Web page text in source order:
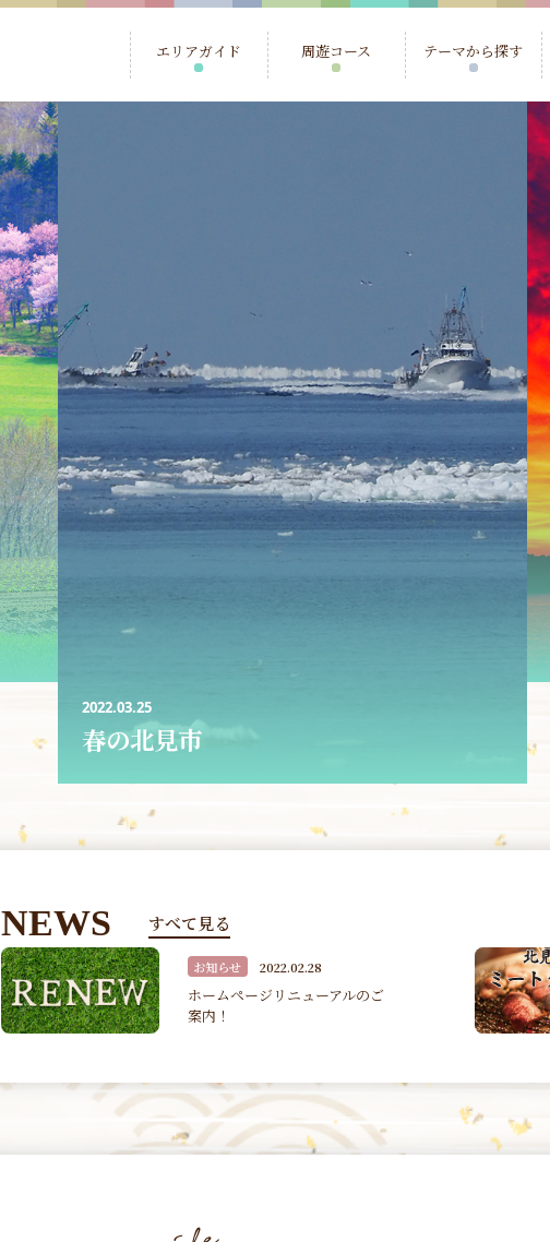
エリアガイド 周遊コース テーマから探す
2022.03.25
春の北見市
NEWS すべて見る
お知らせ 2022.02.24
ミートクーポン事業は令和４年
３月３１日で終了しました